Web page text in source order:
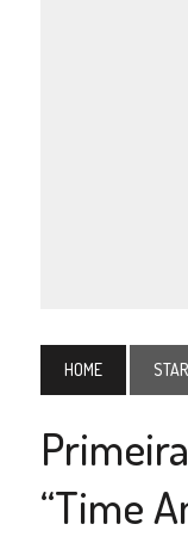
HOME
“Time